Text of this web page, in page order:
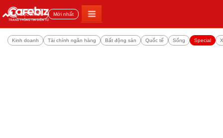
Đọc nhiều Mới nhất
Kinh doanh Tài chính ngân hàng Bất động sản Quốc tế Sống Special